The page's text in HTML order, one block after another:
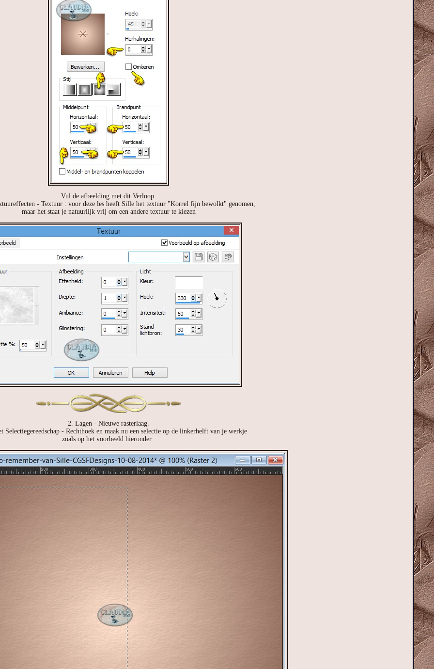
Vul de afbeelding met dit Verloop.
- Textuur : voor deze les heeft Sille het textuur "Korrel fijn bewolkt" genomen,
maar het staat je natuurlijk vrij om een andere textuur te kiezen
2. Lagen - Nieuwe rasterlaag.
Selectiegereedschap - Rechthoek en maak nu een selectie op de linkerhelft van je werkje
zoals op het voorbeeld hieronder :